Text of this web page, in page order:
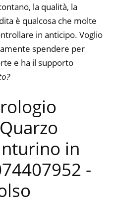
la qualità, la
è qualcosa che molte
in anticipo. Voglio
spendere per
e ha il supporto
in
-